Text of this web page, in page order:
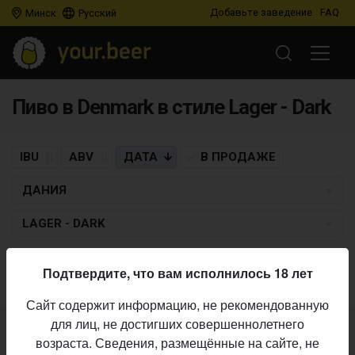
Минск Русский Добавьте заведение FAQ
Пиво в Denmark в стиле Lager - Dark
IBU ABV ДАТА В ПРОДАЖЕ
ДАНИЯ
LAGER - DARK
Не нашли ваш бар или магазин в каталоге?
Подтвердите, что вам исполнилось 18 лет
Сайт содержит информацию, не рекомендованную
для лиц, не достигших совершеннолетнего
возраста. Сведения, размещённые на сайте, не